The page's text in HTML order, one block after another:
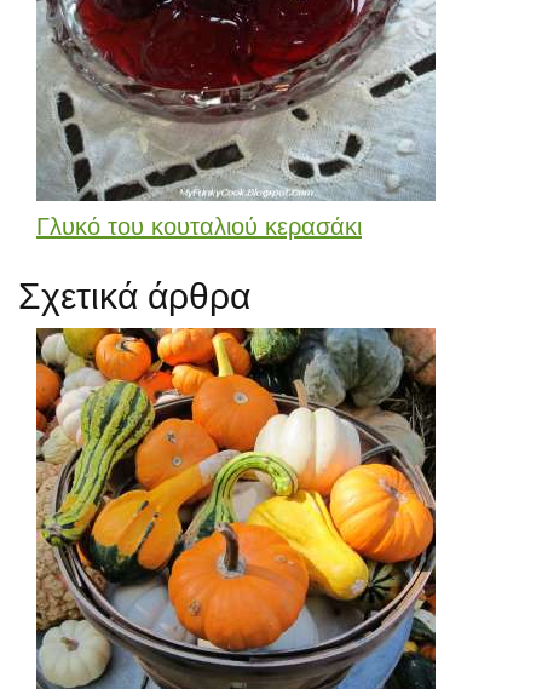
Γλυκό του κουταλιού κερασάκι
Σχετικά άρθρα